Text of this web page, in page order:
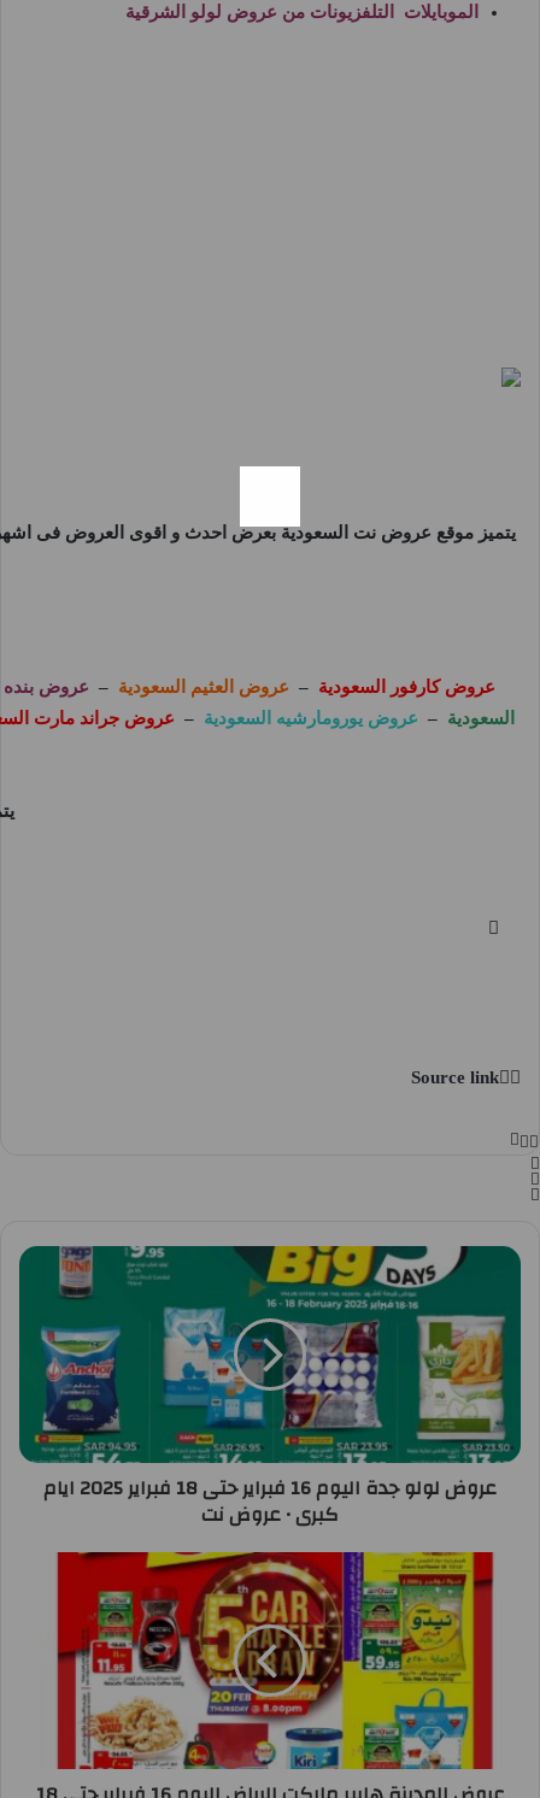
الموبايلات التلفزيونات من عروض لولو الشرقية
يتميز موقع عروض نت السعوديةبعرض احدث و اقوى العروض فى اشهر
عروض كارفور السعودية – عروض العثيم السعودية – عروض بنده
السعودية
– عروض يورومارشيه السعودية – عروض جراند مارت
Source link
عروض لولو جدة اليوم 16 فبراير حتى 18 فبراير 2025 ايام
كبرى • عروض نت